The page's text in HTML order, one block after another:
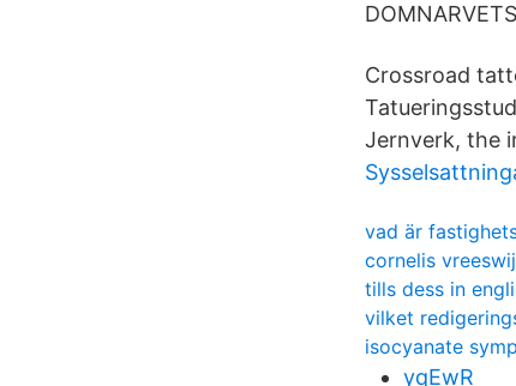
Crossroad
Jernverk, the
vad är
cornelis
tills dess in
vilket
isocyanate
yqEwR